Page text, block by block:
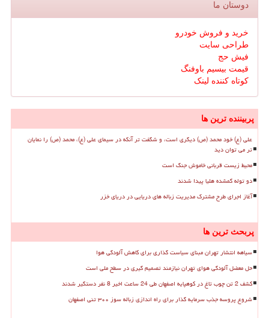
دوستان ما
خرید و فروش خودرو
طراحی سایت
فیش حج
قیمت بیسیم باوفنگ
کوتاه کننده لینک
پربیننده ترین ها
علی (ع) خود محمد (ص) دیگری است، و شگفت تر آنکه در سیمای علی (ع)، محمد (ص) را نمایان
تر می توان دید
محیط زیست قربانی خاموش جنگ است
دو توله گمشده هلیا پیدا شدند
آغاز اجرای طرح مشترک مدیریت زباله های دریایی در دریای خزر
پربحث ترین ها
سیاهه انتشار تهران مبنای سیاست گذاری برای کاهش آلودگی هوا
حل معضل آلودگی هوای تهران نیازمند تصمیم گیری در سطح ملی است
کشف 2 تن چوب تاغ در کوهپایه اصفهان طی 24 ساعت اخیر 8 نفر دستگیر شدند
شروع پروسه جذب سرمایه گذار برای راه اندازی زباله سوز ۳۰۰ تنی اصفهان